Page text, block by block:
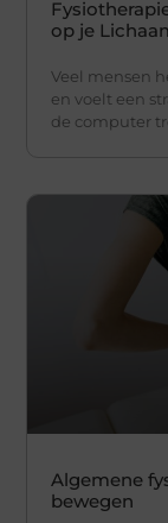
op je
Veel mensen
en voelt een
de computer
Algemene
bewegen